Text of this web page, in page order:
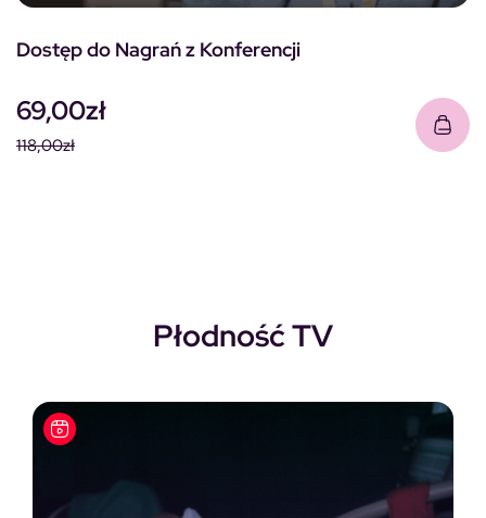
Dostęp do Nagrań z Konferencji
118,00zł
69,00zł
Płodność TV